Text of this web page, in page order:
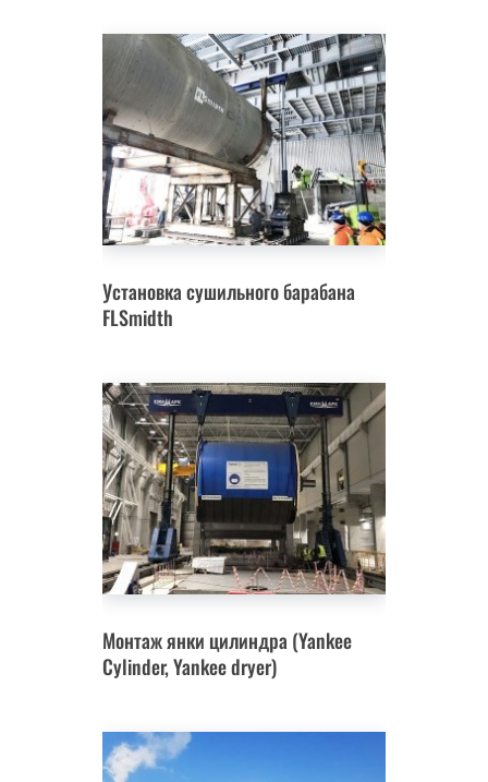
Установка сушильного барабана
FLSmidth
Монтаж янки цилиндра (Yankee
Cylinder, Yankee dryer)